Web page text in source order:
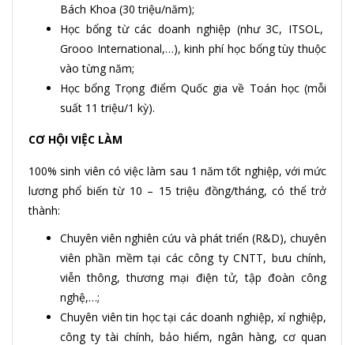
Bách Khoa (30 triệu/năm);
Học bổng từ các doanh nghiệp (như3C, ITSOL,
Grooo International,…), kinh phí học bổng tùy thuộc
vào từng năm;
Học bổng Trọng điểm Quốc gia về Toán học (mỗi
suất 11 triệu/1 kỳ).
CƠ HỘI VIỆC LÀM
100% sinh viên có việc làm sau 1 năm tốt nghiệp, với mức
lương phổ biến từ 10 – 15 triệu đồng/tháng, có thể trở
thành:
Chuyên viên nghiên cứu và phát triển (R&D), chuyên
viên phần mềm tại các công ty CNTT, bưu chính,
viễn thông, thương mại điện tử, tập đoàn công
nghệ,…;
Chuyên viên tin học tại các doanh nghiệp, xí nghiệp,
công ty tài chính, bảo hiểm, ngân hàng, cơ quan